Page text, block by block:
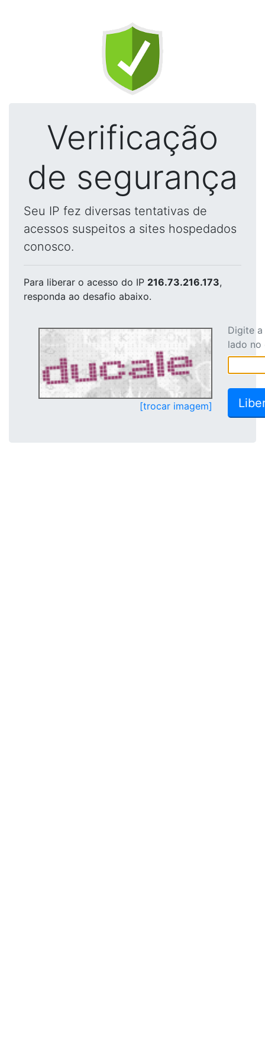
Verificação
de segurança
Seu IP fez diversas tentativas de
acessos suspeitos a sites hospedados
conosco.
Para liberar o acesso do IP 216.73.216.173,
responda ao desafio abaixo.
[trocar imagem]
Digite
lado no